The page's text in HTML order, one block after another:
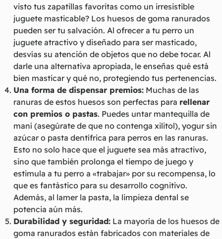
visto tus zapatillas favoritas como un irresistible
juguete masticable? Los huesos de goma ranurados
pueden ser tu salvación. Al ofrecer a tu perro un
juguete atractivo y diseñado para ser masticado,
desvías su atención de objetos que no debe tocar. Al
darle una alternativa apropiada, le enseñas qué está
bien masticar y qué no, protegiendo tus pertenencias.
Una forma de dispensar premios: Muchas de las
ranuras de estos huesos son perfectas para rellenar
con premios o pastas. Puedes untar mantequilla de
maní (asegúrate de que no contenga xilitol), yogur sin
azúcar o pasta dentífrica para perros en las ranuras.
Esto no solo hace que el juguete sea más atractivo,
sino que también prolonga el tiempo de juego y
estimula a tu perro a «trabajar» por su recompensa, lo
que es fantástico para su desarrollo cognitivo.
Además, al lamer la pasta, la limpieza dental se
potencia aún más.
Durabilidad y seguridad: La mayoría de los huesos de
goma ranurados están fabricados con materiales de